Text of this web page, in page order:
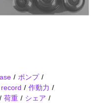
ポンプ
作動力
荷重
シェア